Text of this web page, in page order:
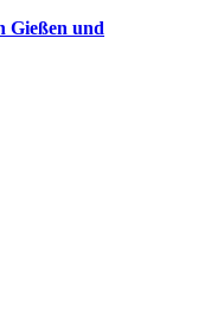
Gießen und